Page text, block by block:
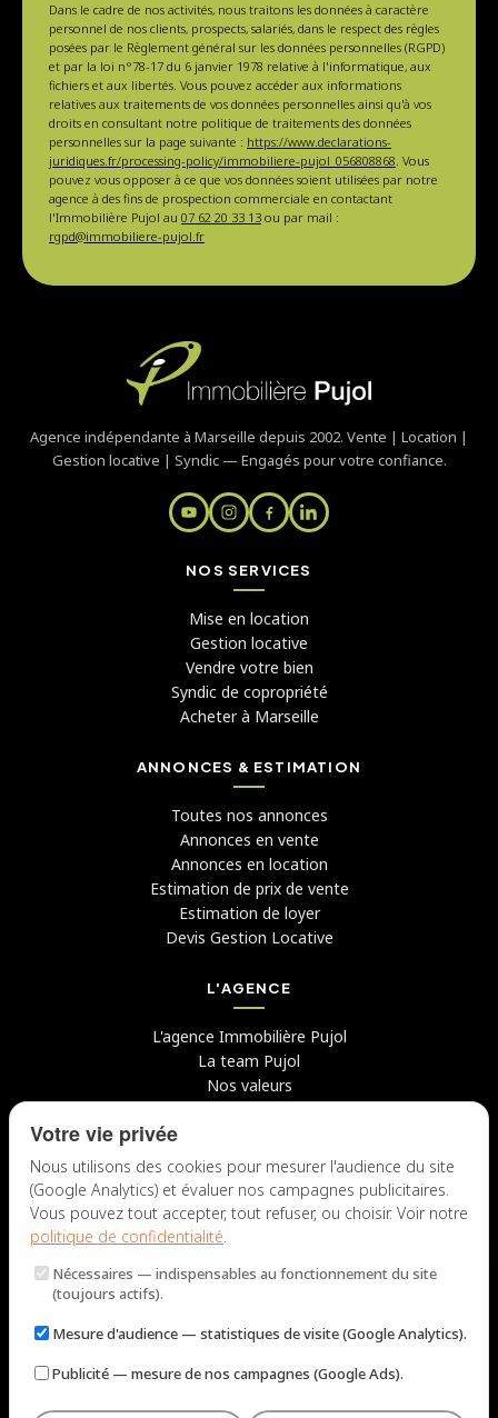
Dans le cadre de nos activités, nous traitons les données à caractère
personnel de nos clients, prospects, salariés, dans le respect des règles
posées par le Règlement général sur les données personnelles (RGPD)
et par la loi n°78-17 du 6 janvier 1978 relative à l'informatique, aux
fichiers et aux libertés. Vous pouvez accéder aux informations
relatives aux traitements de vos données personnelles ainsi qu'à vos
droits en consultant notre politique de traitements des données
personnelles sur la page suivante : https://www.declarations-
juridiques.fr/processing-policy/immobiliere-pujol_056808868. Vous
pouvez vous opposer à ce que vos données soient utilisées par notre
agence à des fins de prospection commerciale en contactant
l'Immobilière Pujol au 07 62 20 33 13 ou par mail :
rgpd@immobiliere-pujol.fr
Agence indépendante à Marseille depuis 2002. Vente | Location |
Gestion locative | Syndic — Engagés pour votre confiance.
NOS SERVICES
Mise en location
Gestion locative
Vendre votre bien
Syndic de copropriété
Acheter à Marseille
ANNONCES & ESTIMATION
Toutes nos annonces
Annonces en vente
Annonces en location
Estimation de prix de vente
Estimation de loyer
Devis Gestion Locative
L'AGENCE
L'agence Immobilière Pujol
La team Pujol
Nos valeurs
Avis clients
Candidater chez nous
NOUS CONTACTER
Lun – Jeu : 9h – 12h / 14h – 18h
Votre vie privée
Nous utilisons des cookies pour mesurer l'audience du site
(Google Analytics) et évaluer nos campagnes publicitaires.
Vous pouvez tout accepter, tout refuser, ou choisir. Voir notre
politique de confidentialité.
Nécessaires — indispensables au fonctionnement du site
(toujours actifs).
Mesure d'audience — statistiques de visite (Google Analytics).
Publicité — mesure de nos campagnes (Google Ads).